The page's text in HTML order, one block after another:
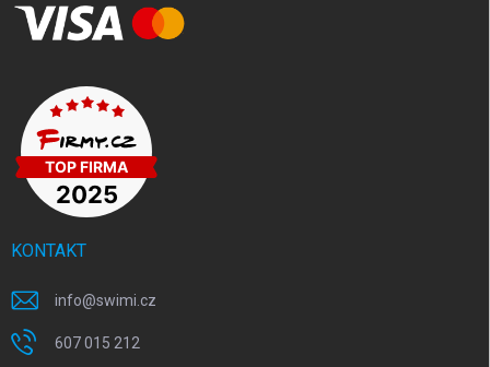
KONTAKT
info@swimi.cz
607 015 212